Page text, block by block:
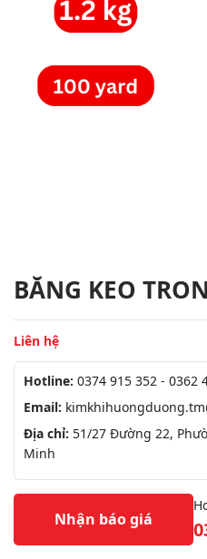
BĂNG KEO
Liên hệ
Hotline: 0374 915 352 - 0362
Email:
Địa chỉ: 51/27 Đường 22,
Minh
Nhận báo giá